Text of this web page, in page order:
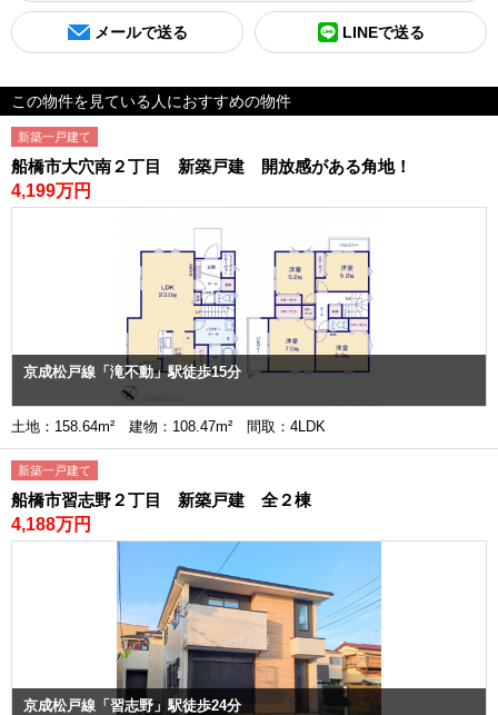
メールで送る LINEで送る
この物件を見ている人におすすめの物件
新築一戸建て
船橋市大穴南２丁目 新築戸建 開放感がある角地！
4,199万円
京成松戸線「滝不動」駅徒歩15分
土地：158.64m² 建物：108.47m² 間取：4LDK
新築一戸建て
船橋市習志野２丁目 新築戸建 全２棟
4,188万円
京成松戸線「習志野」駅徒歩24分